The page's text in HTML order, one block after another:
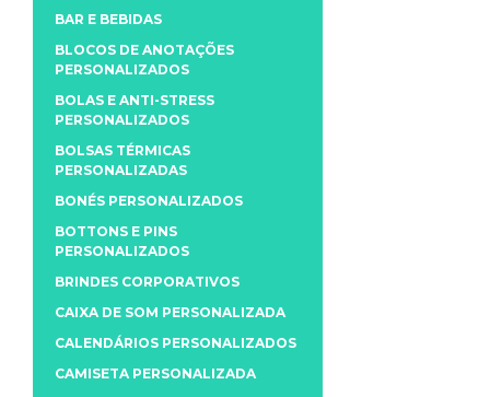
BAR E BEBIDAS
BLOCOS DE ANOTAÇÕES
PERSONALIZADOS
BOLAS E ANTI-STRESS
PERSONALIZADOS
BOLSAS TÉRMICAS
PERSONALIZADAS
BONÉS PERSONALIZADOS
BOTTONS E PINS
PERSONALIZADOS
BRINDES CORPORATIVOS
CAIXA DE SOM PERSONALIZADA
CALENDÁRIOS PERSONALIZADOS
CAMISETA PERSONALIZADA